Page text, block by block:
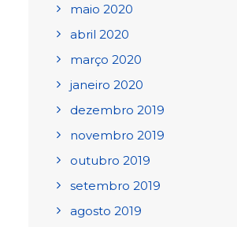
maio 2020
abril 2020
março 2020
janeiro 2020
dezembro 2019
novembro 2019
outubro 2019
setembro 2019
agosto 2019